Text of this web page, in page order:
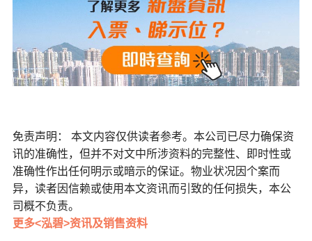
免责声明： 本文内容仅供读者参考。本公司已尽力确保资
讯的准确性，但并不对文中所涉资料的完整性、即时性或
准确性作出任何明示或暗示的保证。物业状况因个案而
异，读者因信赖或使用本文资讯而引致的任何损失，本公
司概不负责。
更多<泓碧>资讯及销售资料